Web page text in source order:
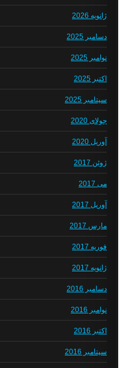
ژانویه 2026
دسامبر 2025
نوامبر 2025
اکتبر 2025
سپتامبر 2025
جولای 2020
آوریل 2020
ژوئن 2017
می 2017
آوریل 2017
مارس 2017
فوریه 2017
ژانویه 2017
دسامبر 2016
نوامبر 2016
اکتبر 2016
سپتامبر 2016